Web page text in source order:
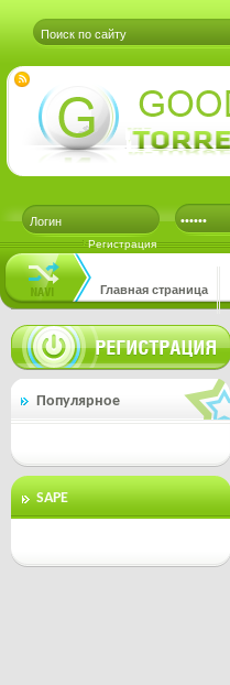
Регистрация
Главная страница
Популярное
SAPE